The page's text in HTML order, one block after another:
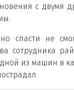
с двумя
спасти не
сотрудника
из машин в